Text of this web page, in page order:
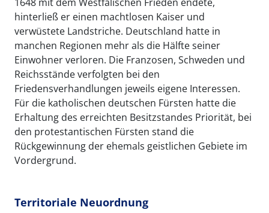
hinterließ er einen machtlosen Kaiser und
verwüstete Landstriche. Deutschland hatte in
manchen Regionen mehr als die Hälfte seiner
Einwohner verloren. Die Franzosen, Schweden und
Reichsstände verfolgten bei den
Friedensverhandlungen jeweils eigene Interessen.
Für die katholischen deutschen Fürsten hatte die
Erhaltung des erreichten Besitzstandes Priorität, bei
den protestantischen Fürsten stand die
Rückgewinnung der ehemals geistlichen Gebiete im
Vordergrund.
Territoriale Neuordnung